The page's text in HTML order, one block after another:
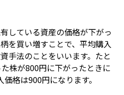
している資産の価格が下がっ
を買い増すことで、平均購入
手法のことをいいます。たと
株が800円に下がったときに
格は900円になります。